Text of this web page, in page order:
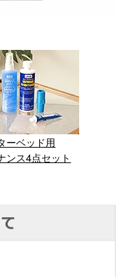
ーベッド用
ンス4点セット